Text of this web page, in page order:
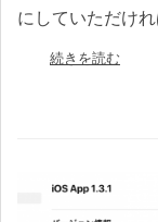
にしていただけれ
続きを読む